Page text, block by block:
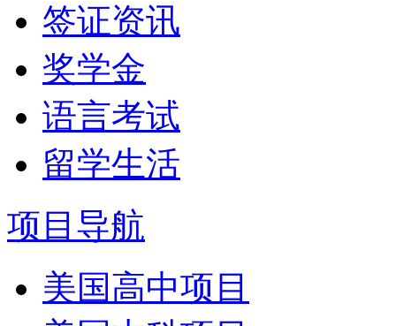
签证资讯
奖学金
语言考试
留学生活
项目导航
美国高中项目